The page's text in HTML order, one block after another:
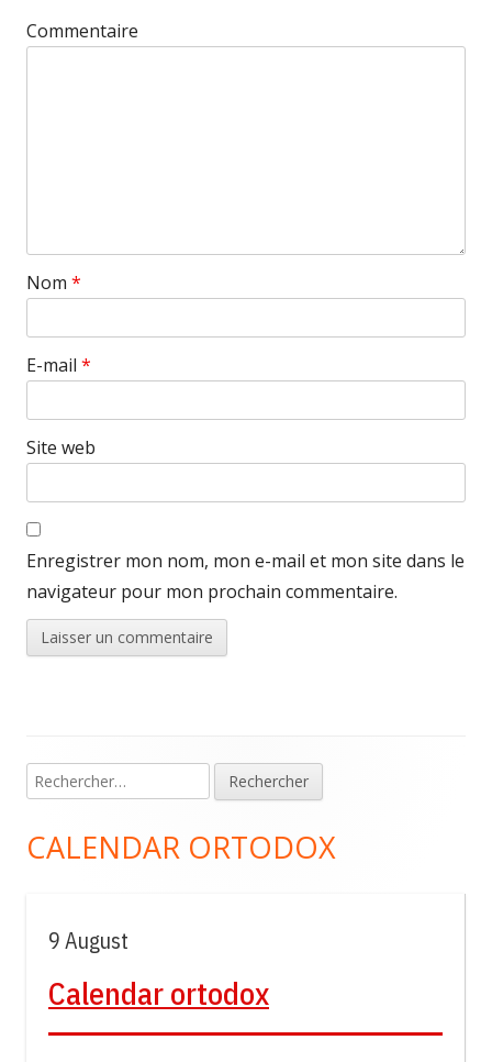
Commentaire
Nom *
E-mail *
Site web
Enregistrer mon nom, mon e-mail et mon site dans le
navigateur pour mon prochain commentaire.
Colonne
principale
Rechercher :
CALENDAR ORTODOX
9 August
Calendar ortodox